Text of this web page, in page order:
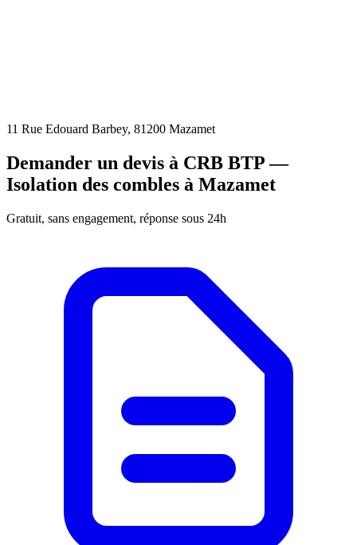
11 Rue Edouard Barbey, 81200 Mazamet
Demander un devis à CRB BTP —
Isolation des combles à Mazamet
Gratuit, sans engagement, réponse sous 24h